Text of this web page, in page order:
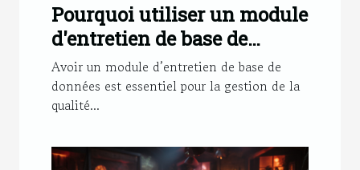
Pourquoi utiliser un module
d'entretien de base de
données ?
Avoir un module d’entretien de base de
données est essentiel pour la gestion de la
qualité...